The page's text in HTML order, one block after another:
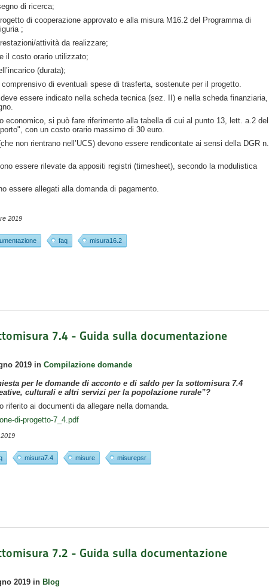
di ricerca;
di cooperazione approvato e alla misura M16.2 del Programma di
;
attività da realizzare;
costo orario utilizzato;
(durata);
di eventuali spese di trasferta, sostenute per il progetto.
deve essere indicato nella scheda tecnica (sez. II) e nella scheda finanziaria,
economico, si può fare riferimento alla tabella di cui al punto 13, lett. a.2 del
con un costo orario massimo di 30 euro.
non rientrano nell’UCS) devono essere rendicontate ai sensi della DGR n.
essere rilevate da appositi registri (timesheet), secondo la modulistica
essere allegati alla domanda di pagamento.
2019
faq misura16.2
7.4 - Guida sulla documentazione
2019 in Compilazione domande
per le domande di acconto e di saldo per la sottomisura 7.4
culturali e altri servizi per la popolazione rurale”?
riferito ai documenti da allegare nella domanda.
di-progetto-7_4.pdf
misura7.4 misure misurepsr
7.2 - Guida sulla documentazione
2019 in Blog